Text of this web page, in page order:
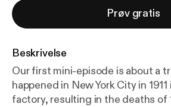
Prøv gratis
Beskrivelse
Our first mini-episode is about a
happened in New York City in
factory, resulting in the deaths of